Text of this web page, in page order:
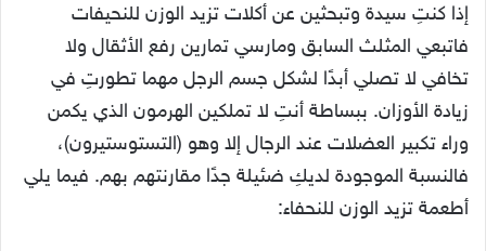
إذا كنتِ سيدة وتبحثين عن أكلات تزيد الوزن للنحيفات
فاتبعي المثلث السابق ومارسي تمارين رفع الأثقال ولا
تخافي لا تصلي أبدًا لشكل جسم الرجل مهما تطورتِ في
زيادة الأوزان. ببساطة أنتِ لا تملكين الهرمون الذي يكمن
وراء تكبير العضلات عند الرجال إلا وهو (التستوستيرون)،
فالنسبة الموجودة لديكِ ضئيلة جدًا مقارنتهم بهم. فيما يلي
أطعمة تزيد الوزن للنحفاء: